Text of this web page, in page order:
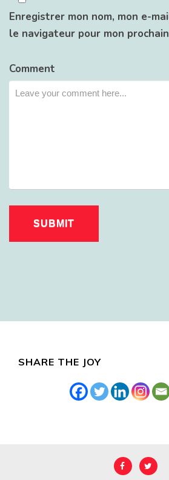
Enregistrer mon nom, mon e-
le navigateur pour mon
Comment
SHARE THE JOY